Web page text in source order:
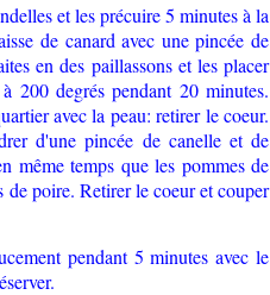
et les précuire 5 minutes à la
de canard avec une pincée de
en des paillassons et les placer
200 degrés pendant 20 minutes.
avec la peau: retirer le coeur.
d'une pincée de canelle et de
même temps que les pommes de
de poire. Retirer le coeur et couper
pendant 5 minutes avec le